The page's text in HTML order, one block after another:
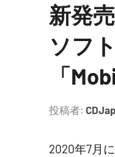
新発
ソフ
「
投稿者:
2020年7月